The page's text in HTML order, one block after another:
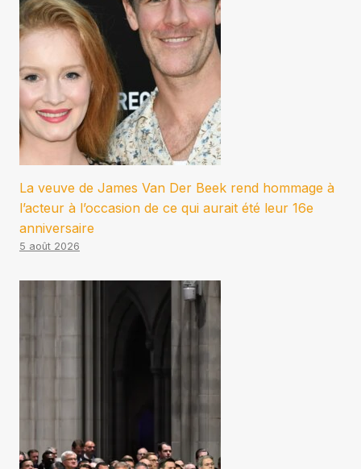
La veuve de James Van Der Beek rend hommage à
l’acteur à l’occasion de ce qui aurait été leur 16e
anniversaire
5 août 2026